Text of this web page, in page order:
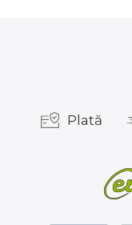
Plată